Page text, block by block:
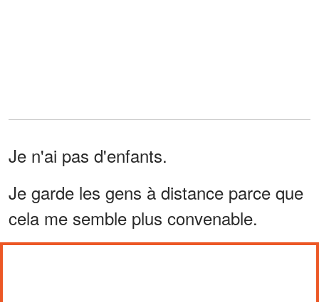
Je n'ai pas d'enfants.
Je garde les gens à distance parce que
cela me semble plus convenable.